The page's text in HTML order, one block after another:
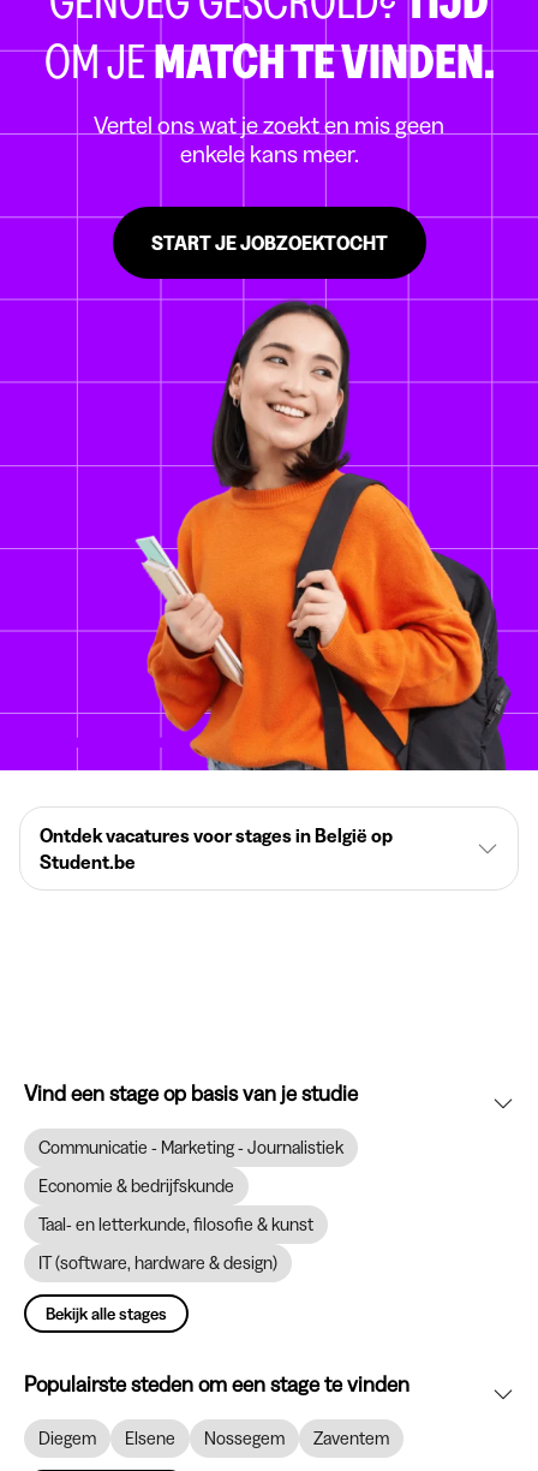
OM JEMATCH TE VINDEN.
Vertel ons wat je zoekt en mis geen
enkele kans meer.
START JE JOBZOEKTOCHT
Ontdek vacatures voor stages in België op
Student.be
Vind een stage op basis van je studie
Communicatie - Marketing - Journalistiek
Economie & bedrijfskunde
Taal- en letterkunde, filosofie & kunst
IT (software, hardware & design)
Bekijk alle stages
Populairste steden om een stage te vinden
Diegem Elsene Nossegem Zaventem